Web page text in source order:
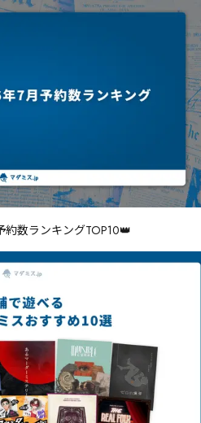
約数ランキングTOP10👑